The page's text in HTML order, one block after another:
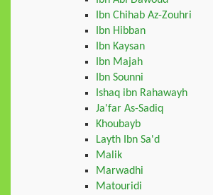
Ibn Chihab Az-Zouhri
Ibn Hibban
Ibn Kaysan
Ibn Majah
Ibn Sounni
Ishaq ibn Rahawayh
Ja'far As-Sadiq
Khoubayb
Layth Ibn Sa'd
Malik
Marwadhi
Matouridi